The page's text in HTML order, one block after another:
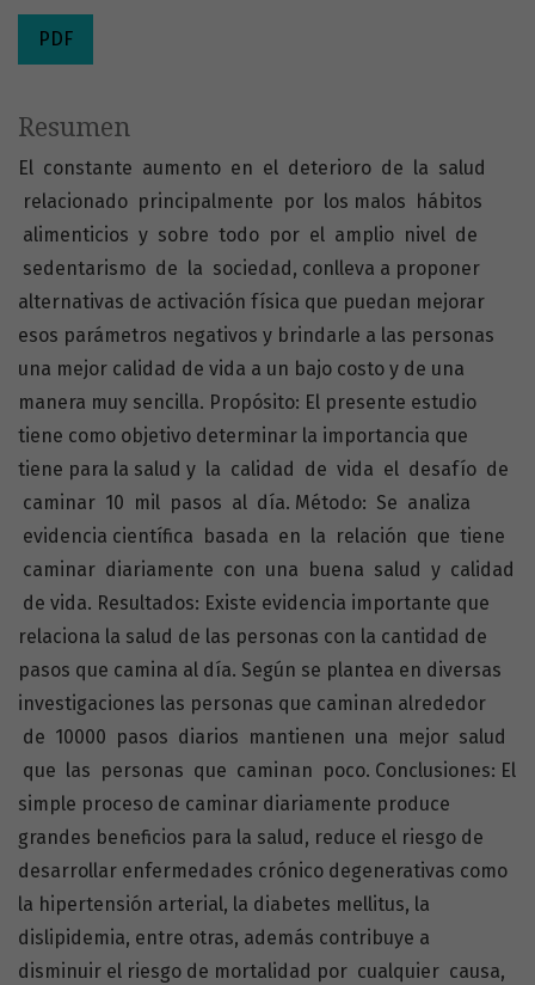
PDF
Resumen
El constante aumento en el deterioro de la salud
relacionado principalmente por los malos hábitos
alimenticios y sobre todo por el amplio nivel de
sedentarismo de la sociedad, conlleva a proponer
alternativas de activación física que puedan mejorar
esos parámetros negativos y brindarle a las personas
una mejor calidad de vida a un bajo costo y de una
manera muy sencilla. Propósito: El presente estudio
tiene como objetivo determinar la importancia que
tiene para la salud y la calidad de vida el desafío de
caminar 10 mil pasos al día. Método: Se analiza
evidencia científica basada en la relación que tiene
caminar diariamente con una buena salud y calidad
de vida. Resultados: Existe evidencia importante que
relaciona la salud de las personas con la cantidad de
pasos que camina al día. Según se plantea en diversas
investigaciones las personas que caminan alrededor
de 10000 pasos diarios mantienen una mejor salud
que las personas que caminan poco. Conclusiones: El
simple proceso de caminar diariamente produce
grandes beneficios para la salud, reduce el riesgo de
desarrollar enfermedades crónico degenerativas como
la hipertensión arterial, la diabetes mellitus, la
dislipidemia, entre otras, además contribuye a
disminuir el riesgo de mortalidad por cualquier causa,